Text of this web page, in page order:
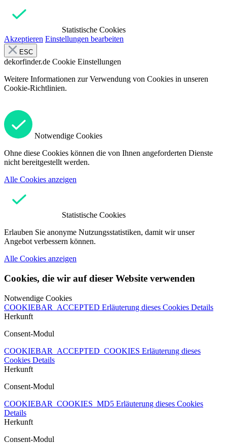
Statistische Cookies
Akzeptieren Einstellungen bearbeiten
ESC
dekorfinder.de Cookie Einstellungen
Weitere Informationen zur Verwendung von Cookies in unseren
Cookie-Richtlinien.
Notwendige Cookies
Ohne diese Cookies können die von Ihnen angeforderten Dienste
nicht bereitgestellt werden.
Alle Cookies anzeigen
Statistische Cookies
Erlauben Sie anonyme Nutzungsstatistiken, damit wir unser
Angebot verbessern können.
Alle Cookies anzeigen
Cookies, die wir auf dieser Website verwenden
Notwendige Cookies
COOKIEBAR_ACCEPTED Erläuterung dieses Cookies Details
Herkunft
Consent-Modul
COOKIEBAR_ACCEPTED_COOKIES Erläuterung dieses
Cookies Details
Herkunft
Consent-Modul
COOKIEBAR_COOKIES_MD5 Erläuterung dieses Cookies
Details
Herkunft
Consent-Modul